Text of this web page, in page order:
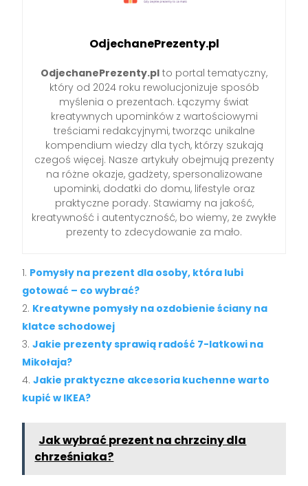
OdjechanePrezenty.pl
OdjechanePrezenty.pl to portal tematyczny,
który od 2024 roku rewolucjonizuje sposób
myślenia o prezentach. Łączymy świat
kreatywnych upominków z wartościowymi
treściami redakcyjnymi, tworząc unikalne
kompendium wiedzy dla tych, którzy szukają
czegoś więcej. Nasze artykuły obejmują prezenty
na różne okazje, gadżety, spersonalizowane
upominki, dodatki do domu, lifestyle oraz
praktyczne porady. Stawiamy na jakość,
kreatywność i autentyczność, bo wiemy, że zwykłe
prezenty to zdecydowanie za mało.
Pomysły na prezent dla osoby, która lubi
gotować – co wybrać?
Kreatywne pomysły na ozdobienie ściany na
klatce schodowej
Jakie prezenty sprawią radość 7-latkowi na
Mikołaja?
Jakie praktyczne akcesoria kuchenne warto
kupić w IKEA?
Jak wybrać prezent na chrzciny dla
chrześniaka?